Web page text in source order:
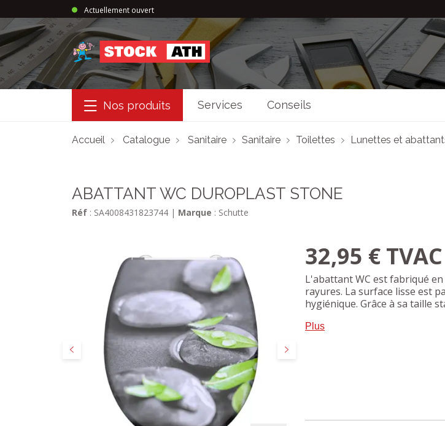
Actuellement ouvert
StockAth
Nos produits Services Conseils
Accueil Catalogue Sanitaire Sanitaire Toilettes Lunettes et
ABATTANT WC DUROPLAST STONE
Réf : SA4008431823744 | Marque : Schutte
Précédent Suivant
32,95 € TVAC
L'abattant WC est fabriqué
rayures. La surface lisse est
hygiénique. Grâce à sa taille
Plus